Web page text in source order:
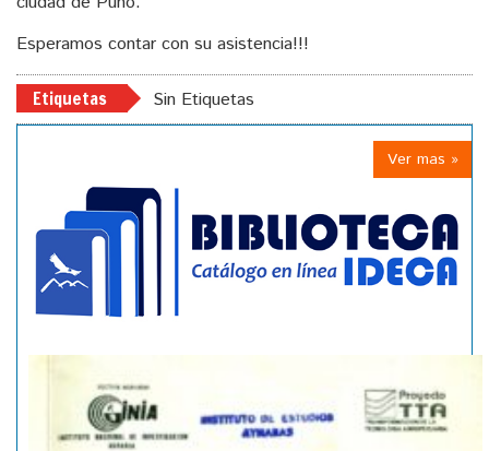
Esperamos contar con su asistencia!!!
Etiquetas Sin Etiquetas
Ver mas »